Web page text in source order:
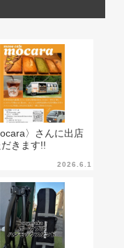
2026.6.1
〉さんに出店
きます!!